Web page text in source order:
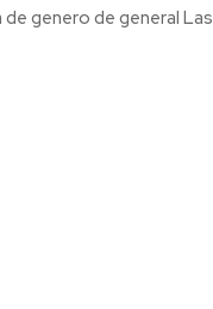
de genero de general Las